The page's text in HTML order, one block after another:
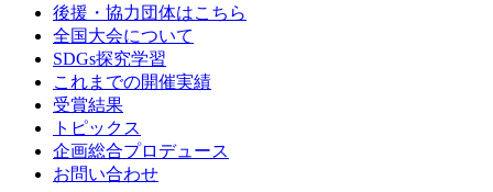
後援・協力団体はこちら
全国大会について
SDGs探究学習
これまでの開催実績
受賞結果
トピックス
企画総合プロデュース
お問い合わせ